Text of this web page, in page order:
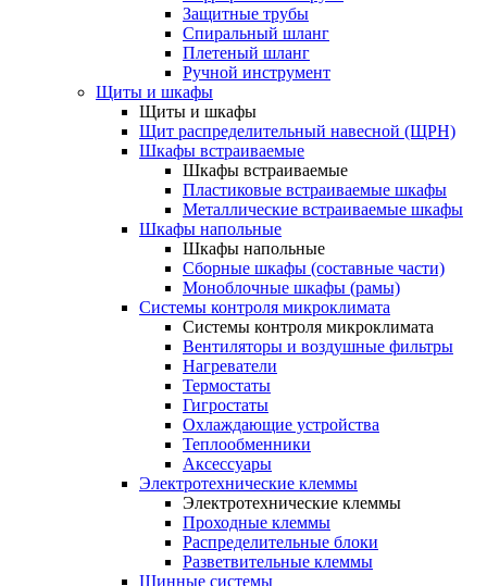
Защитные трубы
Спиральный шланг
Плетеный шланг
Ручной инструмент
Щиты и шкафы
Щиты и шкафы
Щит распределительный навесной (ЩРН)
Шкафы встраиваемые
Шкафы встраиваемые
Пластиковые встраиваемые шкафы
Металлические встраиваемые шкафы
Шкафы напольные
Шкафы напольные
Сборные шкафы (составные части)
Моноблочные шкафы (рамы)
Системы контроля микроклимата
Системы контроля микроклимата
Вентиляторы и воздушные фильтры
Нагреватели
Термостаты
Гигростаты
Охлаждающие устройства
Теплообменники
Аксессуары
Электротехнические клеммы
Электротехнические клеммы
Проходные клеммы
Распределительные блоки
Разветвительные клеммы
Шинные системы